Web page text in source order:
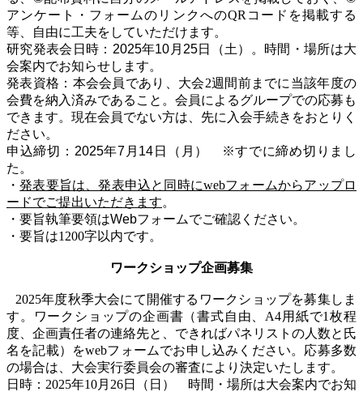
アンケート・フォームのリンクへのQR コードを掲載する
等、自由に工夫をしていただけます。
研究発表会日時：2025年10月25日
（土）。時間・場所は大
会案内でお知らせします。
発表資格：本会会員であり、大会2週間前までに当該年度の
会費を納入済みであること。会員によるグループでの応募も
できます。現在会員でない方は、先に入会手続きをおとりく
ださい。
申込締切：2025年7月14日（月） ※すでに締め切りまし
た。
・発表要旨は、発表申込と同時にwebフォームからアップロ
ードでご提出いただきます。
・要旨執筆要領はWebフォームでご確認ください。
・要旨は1200字以内です。
ワークショップ企画募集
2025年度秋季大会にて開催するワークショップを募集しま
す。ワークショップの企画書（書式自由、 A4用紙で1 枚程
度、企画責任者の連絡先と、できればパネリストの人数と氏
名を記載）をwebフォームでお申し込みください。応募多数
の場合は、大会実行委員会の審査により決定いたします。
日時： 2025年10月 26日
（日） 時間・場所は大会案内でお知